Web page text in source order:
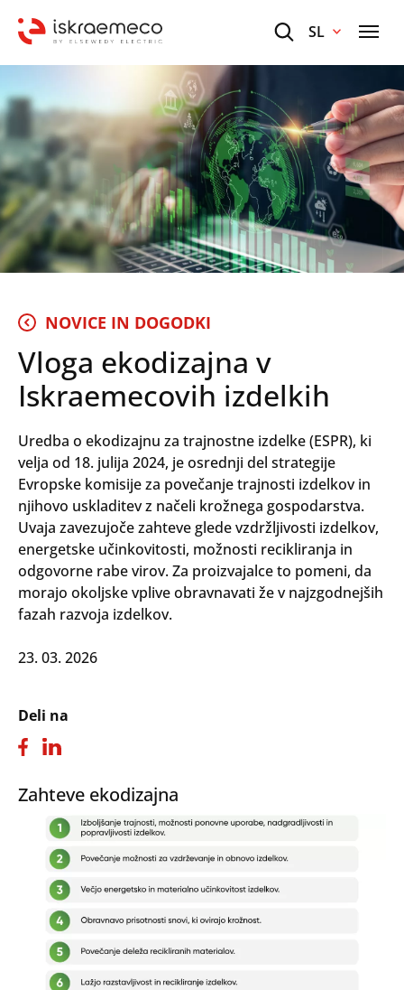
SL
NOVICE IN DOGODKI
Vloga ekodizajna v
Iskraemecovih izdelkih
Uredba o ekodizajnu za trajnostne izdelke (ESPR), ki
velja od 18. julija 2024, je osrednji del strategije
Evropske komisije za povečanje trajnosti izdelkov in
njihovo uskladitev z načeli krožnega gospodarstva.
Uvaja zavezujoče zahteve glede vzdržljivosti izdelkov,
energetske učinkovitosti, možnosti recikliranja in
odgovorne rabe virov. Za proizvajalce to pomeni, da
morajo okoljske vplive obravnavati že v najzgodnejših
fazah razvoja izdelkov.
23. 03. 2026
Deli na
Zahteve ekodizajna